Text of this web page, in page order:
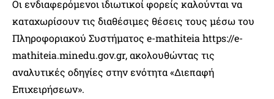
Οι ενδιαφερόμενοι ιδιωτικοί φορείς καλούνται να
καταχωρίσουν τις διαθέσιμες θέσεις τους μέσω του
Πληροφοριακού Συστήματος e-mathiteia https://e-
mathiteia.minedu.gov.gr, ακολουθώντας τις
αναλυτικές οδηγίες στην ενότητα «Διεπαφή
Επιχειρήσεων».